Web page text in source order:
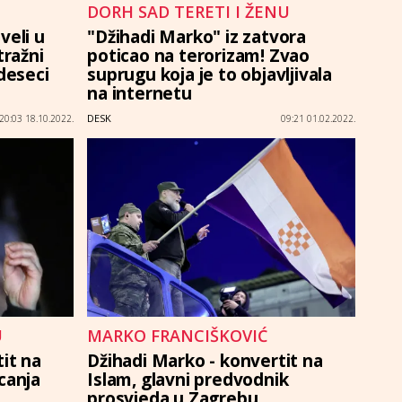
u
20:03 18.10.2022.
DORH SAD TERETI I ŽENU
"Džihadi Marko" iz zatvora
poticao na terorizam! Zvao
suprugu koja je to objavljivala
na internetu
DESK 09:21 01.02.2022.
na
MARKO FRANCIŠKOVIĆ
Džihadi Marko - konvertit na
Islam, glavni predvodnik